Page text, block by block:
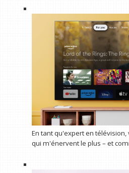
En tant qu'expert en
qui m'énervent le plus – et